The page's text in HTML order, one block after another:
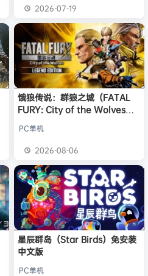
21小时前
2026-07-19
饿狼传说：群狼之城（FATAL
FURY: City of the Wolves）
PC单机
2026-08-06
星辰群岛（Star Birds）免安装
中文版
PC单机